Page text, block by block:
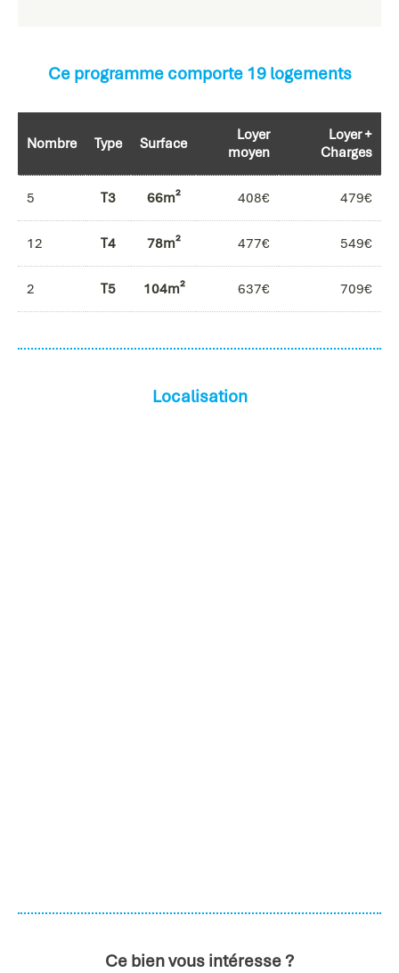
Ce programme comporte 19 logements
Nombre Type Surface
Loyer
moyen
Loyer +
Charges
5 T3 66m² 408€ 479€
12 T4 78m² 477€ 549€
2 T5 104m² 637€ 709€
Localisation
Ce bien vous intéresse ?